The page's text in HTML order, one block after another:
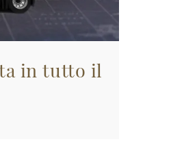
in tutto il